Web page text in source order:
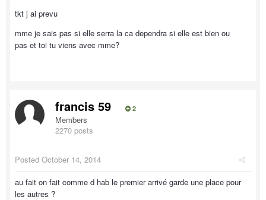
tkt j ai prevu
mme je sais pas si elle serra la ca dependra si elle est bien ou
pas et toi tu viens avec mme?
francis 59 2
Members
2270 posts
Posted October 14, 2014
au fait on fait comme d hab le premier arrivé garde une place pour
les autres ?